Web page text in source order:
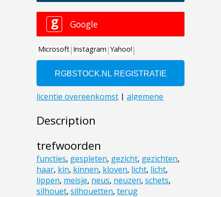
Description
trefwoorden
functies, gespleten, gezicht, gezichten,
haar, kin, kinnen, kloven, licht, licht,
lippen, meisje, neus, neuzen, schets,
silhouet, silhouetten, terug